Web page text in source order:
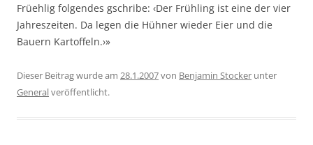
Früehlig folgendes gschribe: ‹Der Frühling ist eine der vier
Jahreszeiten. Da legen die Hühner wieder Eier und die
Bauern Kartoffeln.›»
Dieser Beitrag wurde am 28.1.2007von Benjamin Stocker unter
Generalveröffentlicht.